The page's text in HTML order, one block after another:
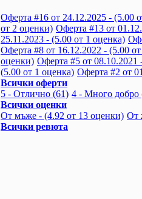
Оферта #16 от 24.12.2025 - (5.00
от 2 оценки) Оферта #13 от
25.11.2023 - (5.00 от 1 оценка)
Оферта #8 от 16.12.2022 - (5.00
оценки) Оферта #5 от 08.10.2021
(5.00 от 1 оценка) Оферта #2 от
Всички оферти
5 - Отлично (61) 4 - Много добро
Всички оценки
От мъже - (4.92 от 13 оценки) От
Всички ревюта